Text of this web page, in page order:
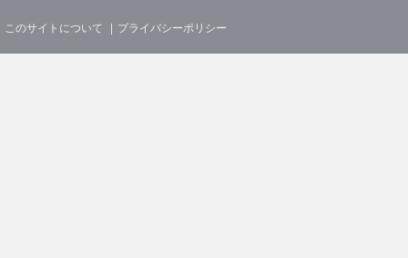
このサイトについて プライバシーポリシー